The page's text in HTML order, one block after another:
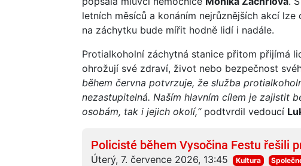
letních měsíců a konáním nejrůznějších akcí lze
na záchytku bude mířit hodně lidí i nadále.
Protialkoholní záchytná stanice přitom přijímá
ohrožují své zdraví, život nebo bezpečnost
během června potvrzuje, že služba
nezastupitelná. Naším hlavním cílem je zajistit
osobám, tak i jejich okolí,“podtvrdil vedoucí
Policisté během Vysočina Festu řešili
Úterý, 7. července 2026, 13:45 Kultura